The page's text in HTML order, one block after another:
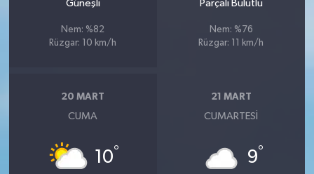
Güneşli
Nem: %82
Rüzgar: 10 km/h
Parçalı Bulutlu
Nem: %76
Rüzgar: 11 km/h
20 MART
CUMA
10°
21 MART
CUMARTESI
9°